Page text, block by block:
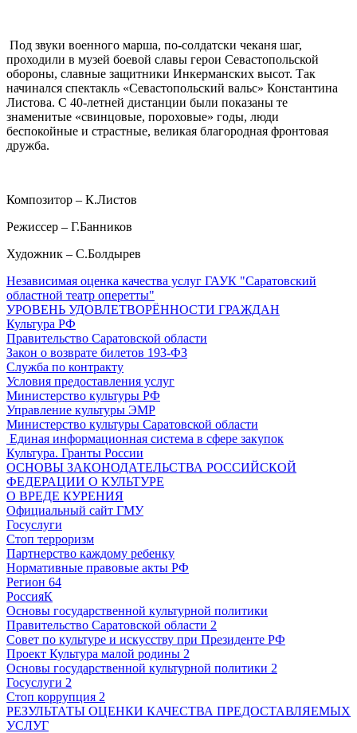
Под звуки военного марша, по-солдатски чеканя шаг,
проходили в музей боевой славы герои Севастопольской
обороны, славные защитники Инкерманских высот. Так
начинался спектакль «Севастопольский вальс» Константина
Листова. С 40-летней дистанции были показаны те
знаменитые «свинцовые, пороховые» годы, люди
беспокойные и страстные, великая благородная фронтовая
дружба.
Композитор – К.Листов
Режиссер – Г.Банников
Художник – С.Болдырев
Независимая оценка качества услуг ГАУК "Саратовский
областной театр оперетты"
УРОВЕНЬ УДОВЛЕТВОРЁННОСТИ ГРАЖДАН
Культура РФ
Правительство Саратовской области
Закон о возврате билетов 193-ФЗ
Служба по контракту
Условия предоставления услуг
Министерство культуры РФ
Управление культуры ЭМР
Министерство культуры Саратовской области
Единая информационная система в сфере закупок
Культура. Гранты России
ОСНОВЫ ЗАКОНОДАТЕЛЬСТВА РОССИЙСКОЙ
ФЕДЕРАЦИИ О КУЛЬТУРЕ
О ВРЕДЕ КУРЕНИЯ
Официальный сайт ГМУ
Госуслуги
Стоп терроризм
Партнерство каждому ребенку
Нормативные правовые акты РФ
Регион 64
РоссияК
Основы государственной культурной политики
Правительство Саратовской области 2
Совет по культуре и искусству при Президенте РФ
Проект Культура малой родины 2
Основы государственной культурной политики 2
Госуслуги 2
Стоп коррупция 2
РЕЗУЛЬТАТЫ ОЦЕНКИ КАЧЕСТВА ПРЕДОСТАВЛЯЕМЫХ
УСЛУГ